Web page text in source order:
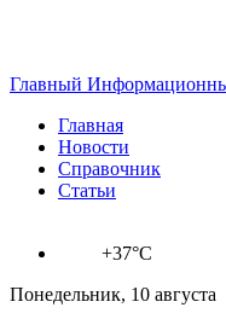
Главный
Главная
Новости
Справочник
Статьи
+37°C
Понедельник, 10 августа